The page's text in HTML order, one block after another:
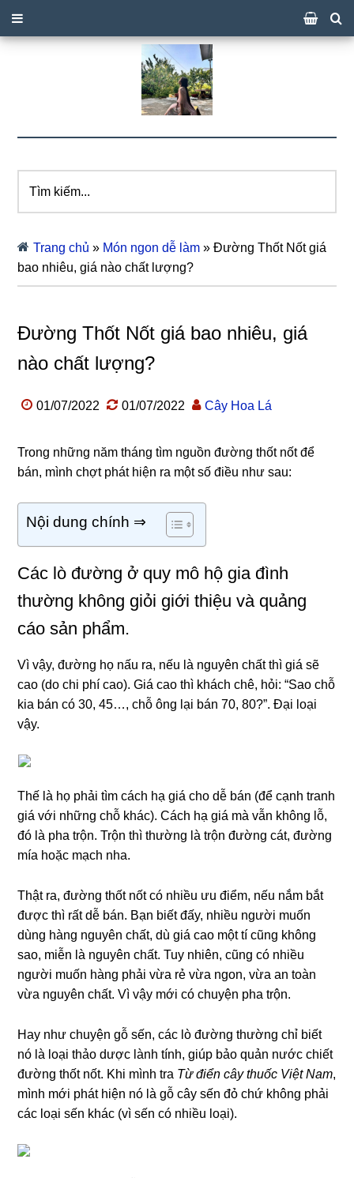
kiếm...
Trang chủ » Món ngon dễ làm »Đường Thốt Nốt giá
bao nhiêu, giá nào chất lượng?
Đường Thốt Nốt giá bao nhiêu, giá
nào chất lượng?
01/07/2022 01/07/2022 Cây Hoa Lá
Trong những năm tháng tìm nguồn đường thốt nốt để
bán, mình chợt phát hiện ra một số điều như sau:
Nội dung chính ⇒
Các lò đường ở quy mô hộ gia đình
thường không giỏi giới thiệu và quảng
cáo sản phẩm.
Vì vậy, đường họ nấu ra, nếu là nguyên chất thì giá sẽ
cao (do chi phí cao). Giá cao thì khách chê, hỏi: “Sao chỗ
kia bán có 30, 45…, chỗ ông lại bán 70, 80?”. Đại loại
vậy.
Thế là họ phải tìm cách hạ giá cho dễ bán (để cạnh tranh
giá với những chỗ khác). Cách hạ giá mà vẫn không lỗ,
đó là pha trộn. Trộn thì thường là trộn đường cát, đường
mía hoặc mạch nha.
Thật ra, đường thốt nốt có nhiều ưu điểm, nếu nắm bắt
được thì rất dễ bán. Bạn biết đấy, nhiều người muốn
dùng hàng nguyên chất, dù giá cao một tí cũng không
sao, miễn là nguyên chất. Tuy nhiên, cũng có nhiều
người muốn hàng phải vừa rẻ vừa ngon, vừa an toàn
vừa nguyên chất. Vì vậy mới có chuyện pha trộn.
Hay như chuyện gỗ sến, các lò đường thường chỉ biết
nó là loại thảo dược lành tính, giúp bảo quản nước chiết
đường thốt nốt. Khi mình tra Từ điển cây thuốc Việt Nam,
mình mới phát hiện nó là gỗ cây sến đỏ chứ không phải
các loại sến khác (vì sến có nhiều loại).